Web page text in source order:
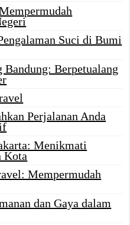
Suci di Bumi
Bandung: Berpetualang
Perjalanan Anda
Menikmati
Kota
Mempermudah
dan Gaya dalam